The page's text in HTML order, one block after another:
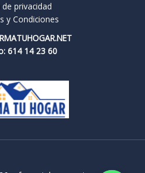
de privacidad
y Condiciones
614 14 23 60